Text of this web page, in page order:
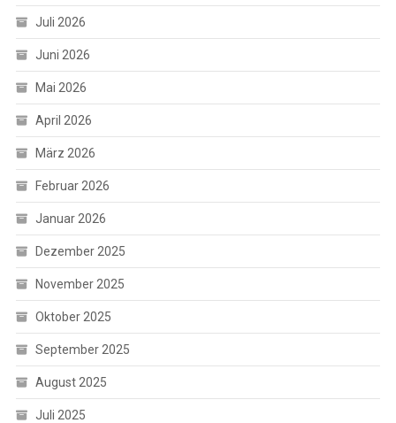
Juli 2026
Juni 2026
Mai 2026
April 2026
März 2026
Februar 2026
Januar 2026
Dezember 2025
November 2025
Oktober 2025
September 2025
August 2025
Juli 2025